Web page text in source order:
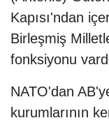
Kapısı'ndan
Birleşmiş
fonksiyonu
NATO'dan
kurumlarının